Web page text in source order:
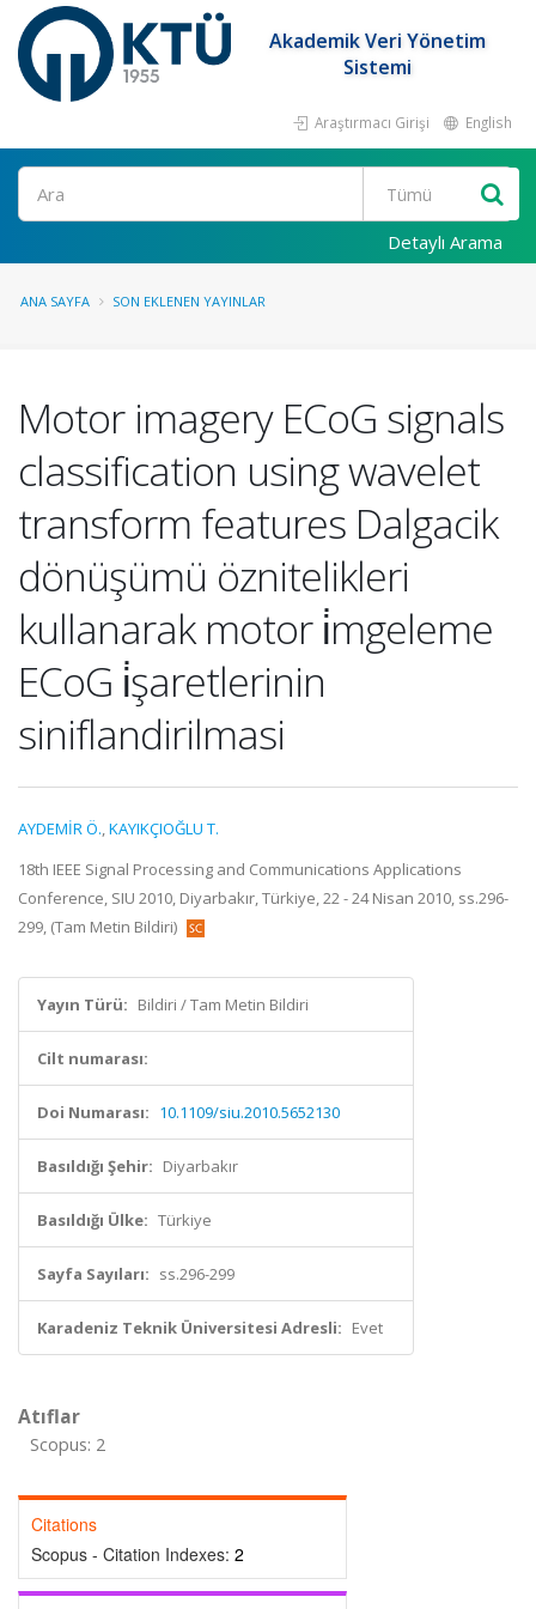
Akademik Veri Yönetim
Sistemi
Araştırmacı Girişi English
Ara
Detaylı Arama
ANA SAYFA SON EKLENEN YAYINLAR
Motor imagery ECoG signals
classification using wavelet
transform features Dalgacik
dönüşümü öznitelikleri
kullanarak motor i̇mgeleme
ECoG i̇şaretlerinin
siniflandirilmasi
AYDEMİR Ö.,KAYIKÇIOĞLU T.
18th IEEE Signal Processing and Communications Applications
Conference, SIU 2010, Diyarbakır, Türkiye, 22 - 24 Nisan 2010, ss.296-
299, (Tam Metin Bildiri)
Yayın Türü: Bildiri / Tam Metin Bildiri
Cilt numarası:
Doi Numarası: 10.1109/siu.2010.5652130
Basıldığı Şehir: Diyarbakır
Basıldığı Ülke: Türkiye
Sayfa Sayıları: ss.296-299
Karadeniz Teknik Üniversitesi Adresli: Evet
Atıflar
Scopus: 2
Citations
Scopus - Citation Indexes: 2